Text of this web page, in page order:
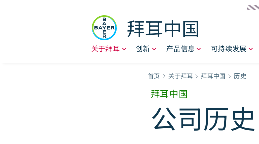
拜耳中国
关于拜耳 创新 产品信息 可持续发展
Breadcrumb
首页 关于拜耳 拜耳中国 历史
拜耳中国
公司历史